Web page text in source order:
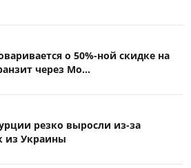
о 50%-ной скидке на
через Мо...
резко выросли из-за
из Украины